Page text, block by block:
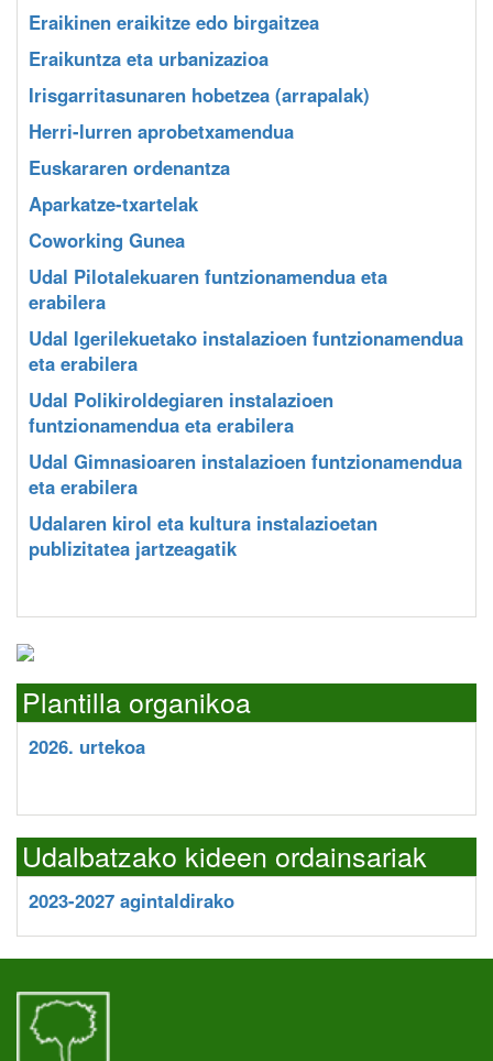
Eraikinen eraikitze edo birgaitzea
Eraikuntza eta urbanizazioa
Irisgarritasunaren hobetzea (arrapalak)
Herri-lurren aprobetxamendua
Euskararen ordenantza
Aparkatze-txartelak
Coworking Gunea
Udal Pilotalekuaren funtzionamendua eta
erabilera
Udal Igerilekuetako instalazioen funtzionamendua
eta erabilera
Udal Polikiroldegiaren instalazioen
funtzionamendua eta erabilera
Udal Gimnasioaren instalazioen funtzionamendua
eta erabilera
Udalaren kirol eta kultura instalazioetan
publizitatea jartzeagatik
Plantilla organikoa
2026. urtekoa
Udalbatzako kideen ordainsariak
2023-2027 agintaldirako